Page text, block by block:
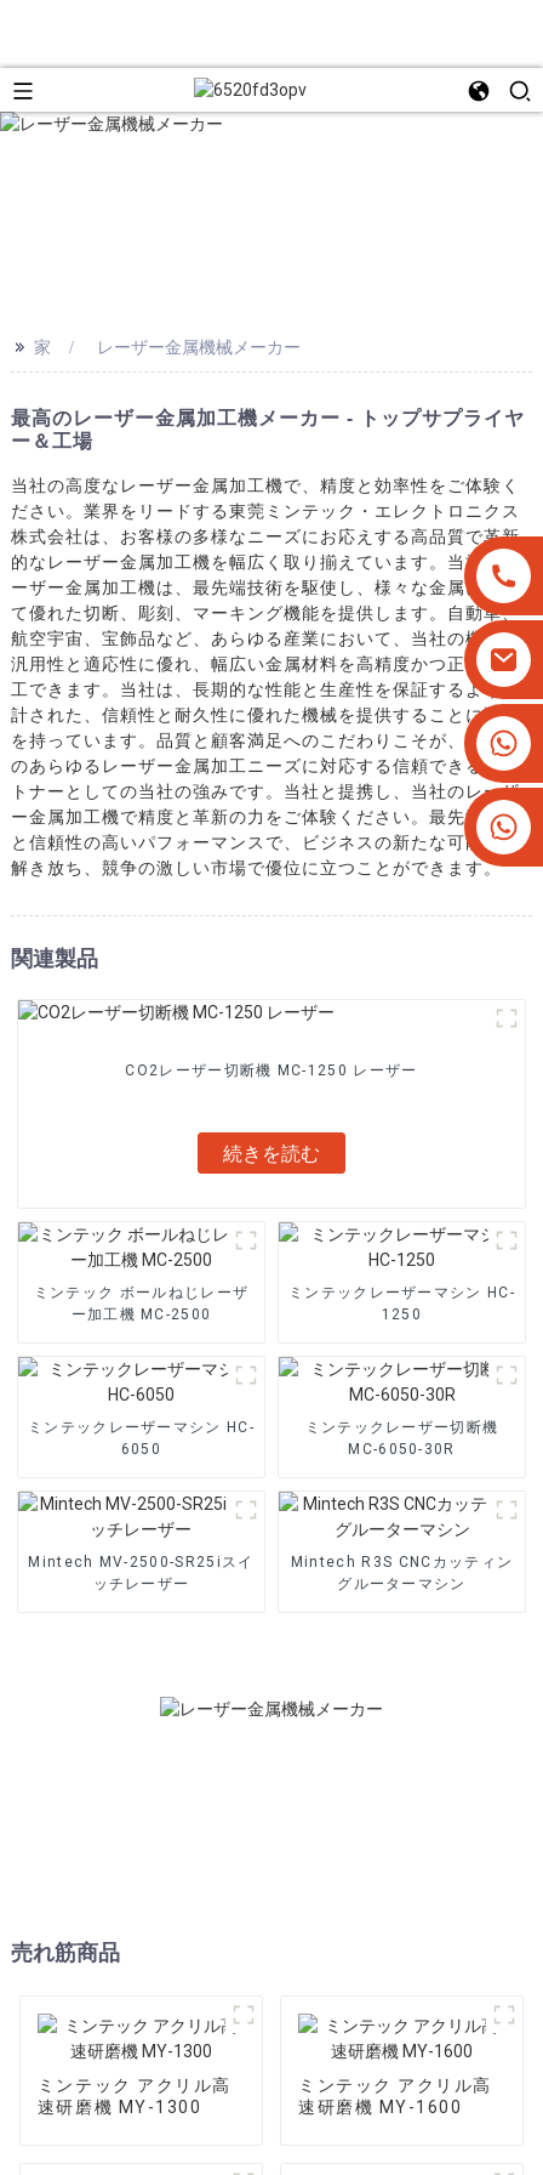
+8613825779334
+16266628193
>> 家 レーザー金属機械メーカー
最高のレーザー金属加工機メーカー - トップサプライヤ
ー＆工場
当社の高度なレーザー金属加工機で、精度と効率性をご体験く
ださい。業界をリードする東莞ミンテック・エレクトロニクス
株式会社は、お客様の多様なニーズにお応えする高品質で革新
的なレーザー金属加工機を幅広く取り揃えています。当社のレ
ーザー金属加工機は、最先端技術を駆使し、様々な金属に対し
て優れた切断、彫刻、マーキング機能を提供します。自動車、
航空宇宙、宝飾品など、あらゆる産業において、当社の機械は
汎用性と適応性に優れ、幅広い金属材料を高精度かつ正確に加
工できます。当社は、長期的な性能と生産性を保証するよう設
計された、信頼性と耐久性に優れた機械を提供することに誇り
を持っています。品質と顧客満足へのこだわりこそが、お客様
のあらゆるレーザー金属加工ニーズに対応する信頼できるパー
トナーとしての当社の強みです。当社と提携し、当社のレーザ
ー金属加工機で精度と革新の力をご体験ください。最先端技術
と信頼性の高いパフォーマンスで、ビジネスの新たな可能性を
解き放ち、競争の激しい市場で優位に立つことができます。
関連製品
CO2レーザー切断機 MC-1250 レーザー
続きを読む
ミンテック ボールねじレーザ
ー加工機 MC-2500
ミンテックレーザーマシン HC-
1250
ミンテックレーザーマシン HC-
6050
ミンテックレーザー切断機
MC-6050-30R
Mintech MV-2500-SR25iスイ
ッチレーザー
Mintech R3S CNCカッティン
グルーターマシン
売れ筋商品
ミンテック アクリル高
速研磨機 MY-1300
ミンテック アクリル高
速研磨機 MY-1600